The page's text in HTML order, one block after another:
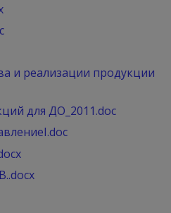
и реализации продукции
для ДО_2011.doc